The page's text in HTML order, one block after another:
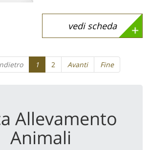
vedi scheda
1 2 Avanti Fine
Allevamento
Animali